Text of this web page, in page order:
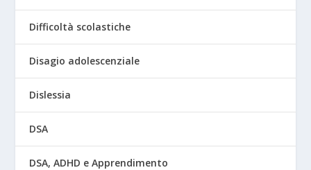
Difficoltà scolastiche
Disagio adolescenziale
Dislessia
DSA
DSA, ADHD e Apprendimento